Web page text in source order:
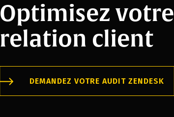
Optimisez votre
relation client
DEMANDEZ VOTRE AUDIT ZENDESK